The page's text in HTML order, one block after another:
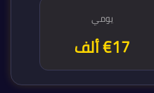
يومي
€17 ألف